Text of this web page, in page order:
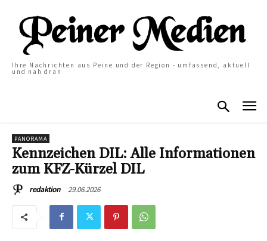
Ihre Nachrichten aus Peine und der Region - umfassend, aktuell
und nah dran
PANORAMA
Kennzeichen DIL: Alle Informationen
zum KFZ-Kürzel DIL
redaktion 29.06.2026